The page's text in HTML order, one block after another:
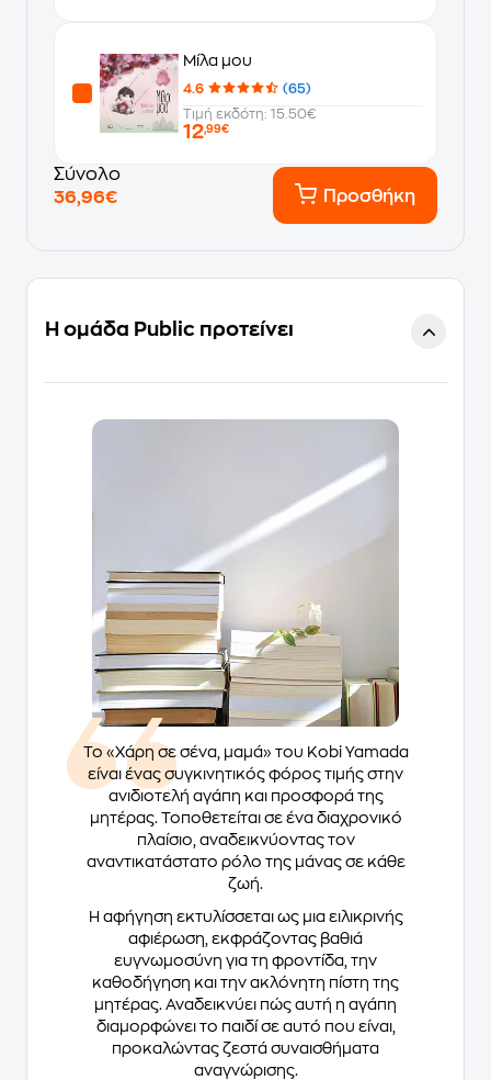
Μίλα μου
4.6
(65)
Τιμή εκδότη: 15.50€
12,99€
Σύνολο
36,96€
Προσθήκη
Η ομάδα Public προτείνει
Το «Χάρη σε σένα, μαμά» του Kobi Yamada
είναι ένας συγκινητικός φόρος τιμής στην
ανιδιοτελή αγάπη και προσφορά της
μητέρας. Τοποθετείται σε ένα διαχρονικό
πλαίσιο, αναδεικνύοντας τον
αναντικατάστατο ρόλο της μάνας σε κάθε
ζωή.
Η αφήγηση εκτυλίσσεται ως μια ειλικρινής
αφιέρωση, εκφράζοντας βαθιά
ευγνωμοσύνη για τη φροντίδα, την
καθοδήγηση και την ακλόνητη πίστη της
μητέρας. Αναδεικνύει πώς αυτή η αγάπη
διαμορφώνει το παιδί σε αυτό που είναι,
προκαλώντας ζεστά συναισθήματα
αναγνώρισης.